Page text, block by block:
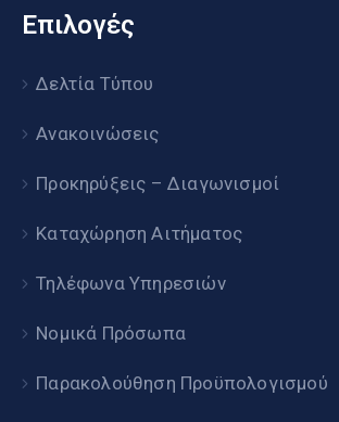
Επιλογές
Δελτία Τύπου
Ανακοινώσεις
Προκηρύξεις – Διαγωνισμοί
Καταχώρηση Αιτήματος
Τηλέφωνα Υπηρεσιών
Νομικά Πρόσωπα
Παρακολούθηση Προϋπολογισμού